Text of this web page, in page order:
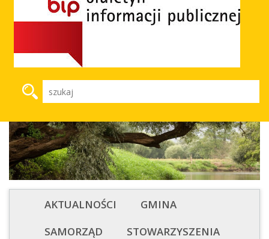
AKTUALNOŚCI
GMINA
SAMORZĄD
STOWARZYSZENIA